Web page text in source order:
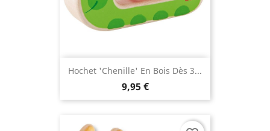
Hochet 'chenille' En Bois Dès 3...
9,95 €